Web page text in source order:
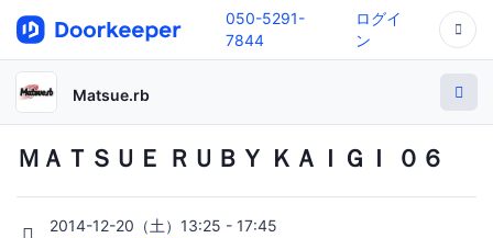
050-5291-
7844
ログイ
ン
Matsue.rb
ＭＡＴＳＵＥ ＲＵＢＹ ＫＡＩＧＩ ０６
2014-12-20（土）13:25 - 17:45